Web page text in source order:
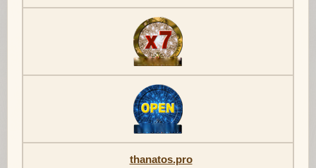
thanatos.pro